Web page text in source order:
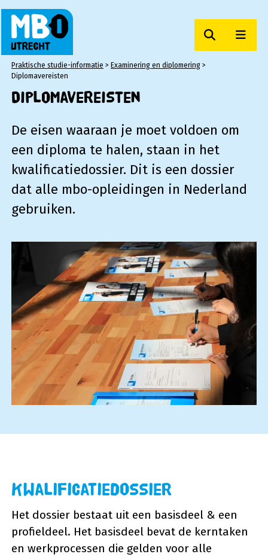
MBO Utrecht
Zoeken
Praktische studie-informatie > Examinering en diplomering >
Diplomavereisten
Diplomavereisten
De eisen waaraan je moet voldoen om
een diploma te halen, staan in het
kwalificatiedossier. Dit is een dossier
dat alle mbo-opleidingen in Nederland
gebruiken.
Kwalificatiedossier
Het dossier bestaat uit een basisdeel & een
profieldeel. Het basisdeel bevat de kerntaken
en werkprocessen die gelden voor alle